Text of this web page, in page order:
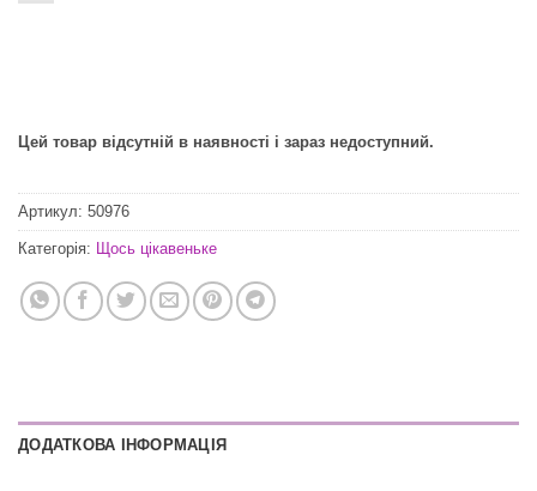
Цей товар відсутній в наявності і зараз недоступний.
Артикул: 50976
Категорія: Щось цікавеньке
ДОДАТКОВА ІНФОРМАЦІЯ